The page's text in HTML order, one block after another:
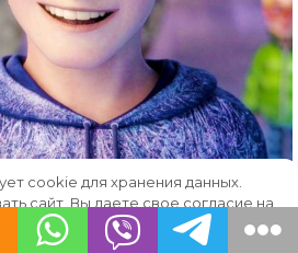
cookie для хранения данных.
сайт, Вы даете свое согласие на
этими файлами.
OK